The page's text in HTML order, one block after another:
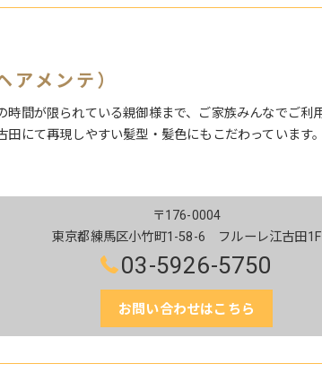
メンテ）
時間が限られている親御様まで、ご家族みんなでご
にて再現しやすい髪型・髪色にもこだわっています。
〒176-0004
東京都練馬区小竹町1-58-6 フルーレ江古田1F
03-5926-5750
お問い合わせはこちら